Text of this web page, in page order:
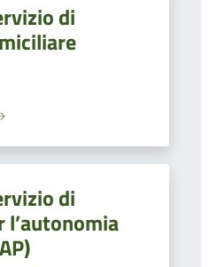
di
di
l’autonomia